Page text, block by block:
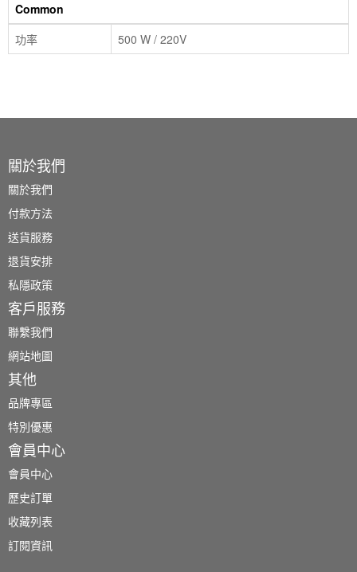
Common
功率
500 W / 220V
關於我們
關於我們
付款方法
送貨服務
退貨安排
私隱政策
客戶服務
聯繫我們
網站地圖
其他
品牌專區
特別優惠
會員中心
會員中心
歷史訂單
收藏列表
訂閱資訊